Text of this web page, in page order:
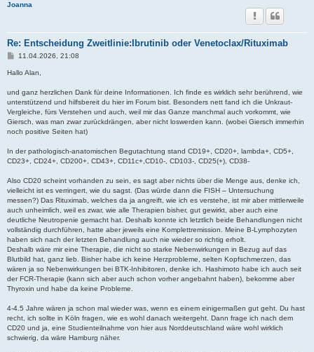
Joanna
Re: Entscheidung Zweitlinie:Ibrutinib oder Venetoclax/Rituximab
B
i
a
g
11.04.2026, 21:08
Hallo Alan,
und ganz herzlichen Dank für deine Informationen. Ich finde es wirklich sehr berührend, wie
unterstützend und hilfsbereit du hier im Forum bist. Besonders nett fand ich die Unkraut-
Vergleiche, fürs Verstehen und auch, weil mir das Ganze manchmal auch vorkommt, wie
Giersch, was man zwar zurückdrängen, aber nicht loswerden kann. (wobei Giersch immerhin
noch positive Seiten hat)
In der pathologisch-anatomischen Begutachtung stand CD19+, CD20+, lambda+, CD5+,
CD23+, CD24+, CD200+, CD43+, CD11c+,CD10-, CD103-, CD25(+), CD38-
Also CD20 scheint vorhanden zu sein, es sagt aber nichts über die Menge aus, denke ich,
vielleicht ist es verringert, wie du sagst. (Das würde dann die FISH – Untersuchung
messen?) Das Rituximab, welches da ja angreift, wie ich es verstehe, ist mir aber mittlerweile
auch unheimlich, weil es zwar, wie alle Therapien bisher, gut gewirkt, aber auch eine
deutliche Neutropenie gemacht hat. Deshalb konnte ich letztlich beide Behandlungen nicht
vollständig durchführen, hatte aber jeweils eine Komplettremission. Meine B-Lymphozyten
haben sich nach der letzten Behandlung auch nie wieder so richtig erholt.
Deshalb wäre mir eine Therapie, die nicht so starke Nebenwirkungen in Bezug auf das
Blutbild hat, ganz lieb. Bisher habe ich keine Herzprobleme, selten Kopfschmerzen, das
wären ja so Nebenwirkungen bei BTK-Inhibitoren, denke ich. Hashimoto habe ich auch seit
der FCR-Therapie (kann sich aber auch schon vorher angebahnt haben), bekomme aber
Thyroxin und habe da keine Probleme.
4-4.5 Jahre wären ja schon mal wieder was, wenn es einem einigermaßen gut geht. Du hast
recht, ich sollte in Köln fragen, wie es wohl danach weitergeht. Dann frage ich nach dem
CD20 und ja, eine Studienteilnahme von hier aus Norddeutschland wäre wohl wirklich
schwierig, da wäre Hamburg näher.